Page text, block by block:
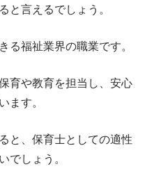
と言えるでしょう。
る福祉業界の職業です。
育や教育を担当し、安心
ます。
と、保育士としての適性
でしょう。